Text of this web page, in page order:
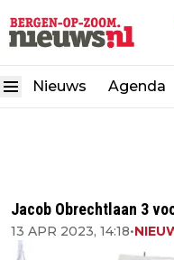
Nieuws Agenda
Jacob Obrechtlaan 3
13 APR 2023, 14:18•